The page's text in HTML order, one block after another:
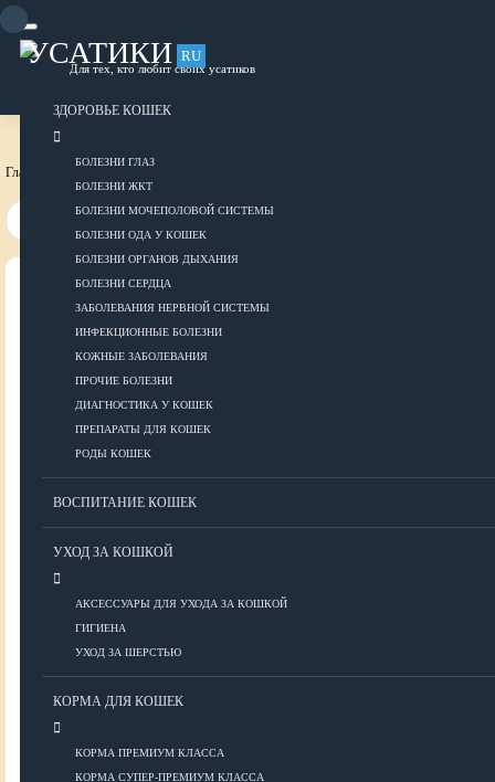
Skip
to
contentУСАТИКИ RU
Для тех, кто любит своих усатиков
РАЗМЕСТИТЬ ОБЪЯВЛЕНИЕ
ЗДОРОВЬЕ КОШЕК
БОЛЕЗНИ ГЛАЗ
БОЛЕЗНИ ЖКТ
БОЛЕЗНИ МОЧЕПОЛОВОЙ СИСТЕМЫ
БОЛЕЗНИ ОДА У КОШЕК
БОЛЕЗНИ ОРГАНОВ ДЫХАНИЯ
БОЛЕЗНИ СЕРДЦА
ЗАБОЛЕВАНИЯ НЕРВНОЙ СИСТЕМЫ
ИНФЕКЦИОННЫЕ БОЛЕЗНИ
КОЖНЫЕ ЗАБОЛЕВАНИЯ
ПРОЧИЕ БОЛЕЗНИ
ДИАГНОСТИКА У КОШЕК
ПРЕПАРАТЫ ДЛЯ КОШЕК
РОДЫ КОШЕК
ВОСПИТАНИЕ КОШЕК
УХОД ЗА КОШКОЙ
АКСЕССУАРЫ ДЛЯ УХОДА ЗА КОШКОЙ
ГИГИЕНА
УХОД ЗА ШЕРСТЬЮ
КОРМА ДЛЯ КОШЕК
КОРМА ПРЕМИУМ КЛАССА
КОРМА СУПЕР-ПРЕМИУМ КЛАССА
ОБЪЯВЛЕНИЯ
Главная страница
ВСЕ О КОШКАХ
Болезни глаз
Болезни ЖКТ
Кожные заболевания
Диагностика у кошек
Препараты для кошек
Роды кошек